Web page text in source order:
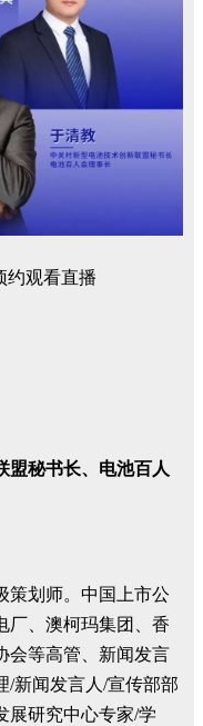
约观看直播
盟秘书长、电池百人
策划师。中国上市公
厂、澳柯玛集团、香
会等高管、新闻发言
/新闻发言人/宣传部部
展研究中心专家/学